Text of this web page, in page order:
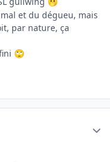
et du dégueu, mais
par nature, ça
🙄